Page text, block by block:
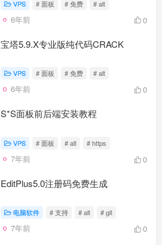
VPS # 面板 # 免费 # alt
6年前 0
宝塔5.9.X专业版纯代码CRACK
VPS # 面板 # 免费 # alt
6年前 0
S*S面板前后端安装教程
VPS # 面板 # alt # https
7年前 0
EditPlus5.0注册码免费生成
电脑软件 # 支持 # alt # git
7年前 0